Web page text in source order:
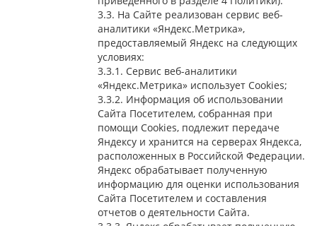
3.3. На Сайте реализован сервис веб-
аналитики «Яндекс.Метрика»,
предоставляемый Яндекс на следующих
условиях:
3.3.1. Сервис веб-аналитики
«Яндекс.Метрика» использует Cookies;
3.3.2. Информация об использовании
Сайта Посетителем, собранная при
помощи Cookies, подлежит передаче
Яндексу и хранится на серверах Яндекса,
расположенных в Российской Федерации.
Яндекс обрабатывает полученную
информацию для оценки использования
Сайта Посетителем и составления
отчетов о деятельности Сайта.